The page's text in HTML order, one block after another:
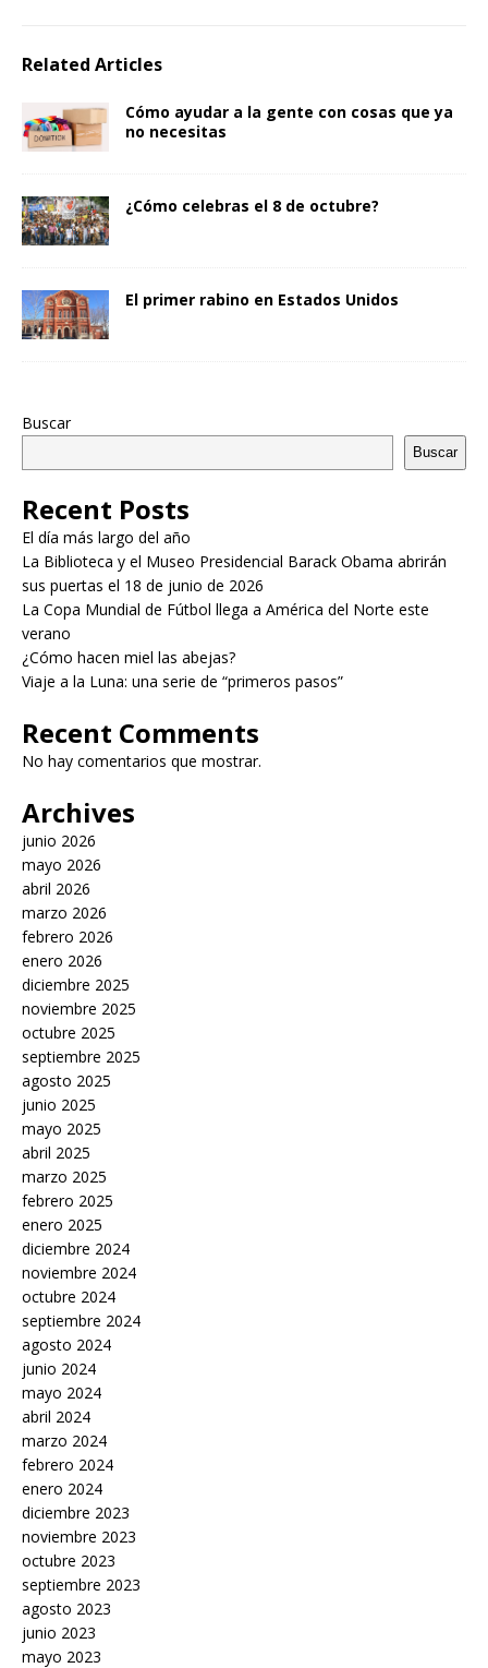
Related Articles
Cómo ayudar a la gente con cosas que ya
no necesitas
¿Cómo celebras el 8 de octubre?
El primer rabino en Estados Unidos
Buscar
Buscar
Recent Posts
El día más largo del año
La Biblioteca y el Museo Presidencial Barack Obama abrirán
sus puertas el 18 de junio de 2026
La Copa Mundial de Fútbol llega a América del Norte este
verano
¿Cómo hacen miel las abejas?
Viaje a la Luna: una serie de “primeros pasos”
Recent Comments
No hay comentarios que mostrar.
Archives
junio 2026
mayo 2026
abril 2026
marzo 2026
febrero 2026
enero 2026
diciembre 2025
noviembre 2025
octubre 2025
septiembre 2025
agosto 2025
junio 2025
mayo 2025
abril 2025
marzo 2025
febrero 2025
enero 2025
diciembre 2024
noviembre 2024
octubre 2024
septiembre 2024
agosto 2024
junio 2024
mayo 2024
abril 2024
marzo 2024
febrero 2024
enero 2024
diciembre 2023
noviembre 2023
octubre 2023
septiembre 2023
agosto 2023
junio 2023
mayo 2023